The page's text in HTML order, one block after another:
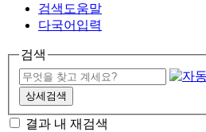
검색도움말
다국어입력
검색
상세검색
결과 내 재검색